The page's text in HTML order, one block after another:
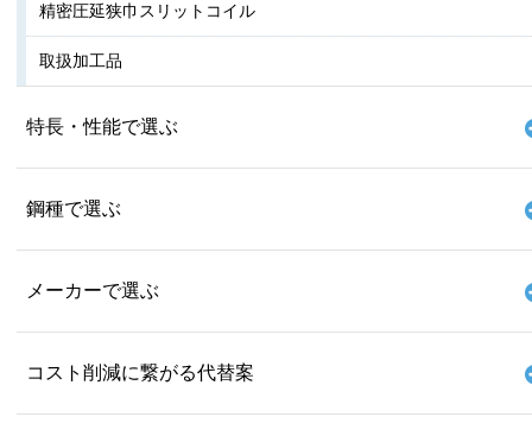
精密圧延狭巾スリットコイル
取扱加工品
特長・性能で選ぶ
鋼種で選ぶ
メーカーで選ぶ
コスト削減に繋がる代替案